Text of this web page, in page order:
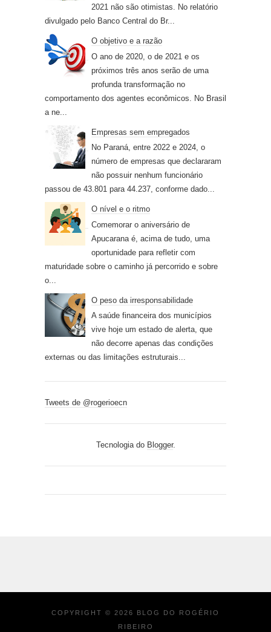
2021 não são otimistas. No relatório
divulgado pelo Banco Central do Br...
O objetivo e a razão
O ano de 2020, o de 2021 e os
próximos três anos serão de uma
profunda transformação no
comportamento dos agentes econômicos. No Brasil
a ne...
Empresas sem empregados
No Paraná, entre 2022 e 2024, o
número de empresas que declararam
não possuir nenhum funcionário
passou de 43.801 para 44.237, conforme dado...
O nível e o ritmo
Comemorar o aniversário de
Apucarana é, acima de tudo, uma
oportunidade para refletir com
maturidade sobre o caminho já percorrido e sobre
o...
O peso da irresponsabilidade
A saúde financeira dos municípios
vive hoje um estado de alerta, que
não decorre apenas das condições
externas ou das limitações estruturais...
Tweets de @rogerioecn
Tecnologia do Blogger.
COPYRIGHT © 2026
BLOG DO ROGÉRIO
RIBEIRO